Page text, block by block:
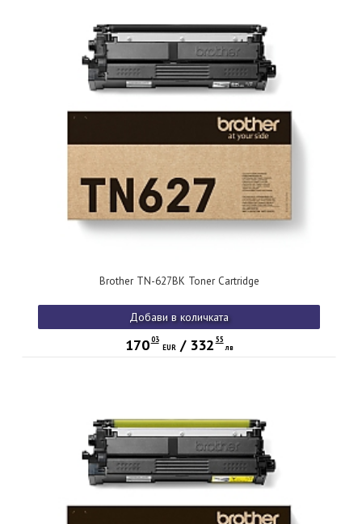
Brother TN-627BK Toner Cartridge
Добави в количката
170 03
EUR/ 332 55
лв